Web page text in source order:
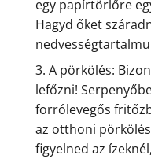
egy papírtörlőre
Hagyd őket
A pörkölés:
lefőzni!
forrólevegős
az otthoni
figyelned az